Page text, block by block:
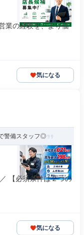
業の経験を、より価
気になる
警備スタッフ◎
【必須条件は２つの
気になる